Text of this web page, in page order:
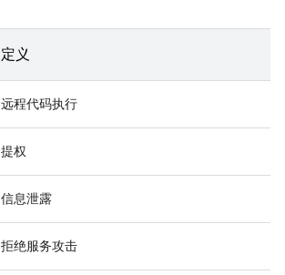
定义
远程代码执行
提权
信息泄露
拒绝服务攻击